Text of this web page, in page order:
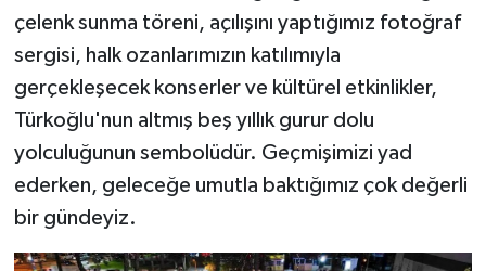
çelenk sunma töreni, açılışını yaptığımız fotoğraf
sergisi, halk ozanlarımızın katılımıyla
gerçekleşecek konserler ve kültürel etkinlikler,
Türkoğlu'nun altmış beş yıllık gurur dolu
yolculuğunun sembolüdür. Geçmişimizi yad
ederken, geleceğe umutla baktığımız çok değerli
bir gündeyiz.